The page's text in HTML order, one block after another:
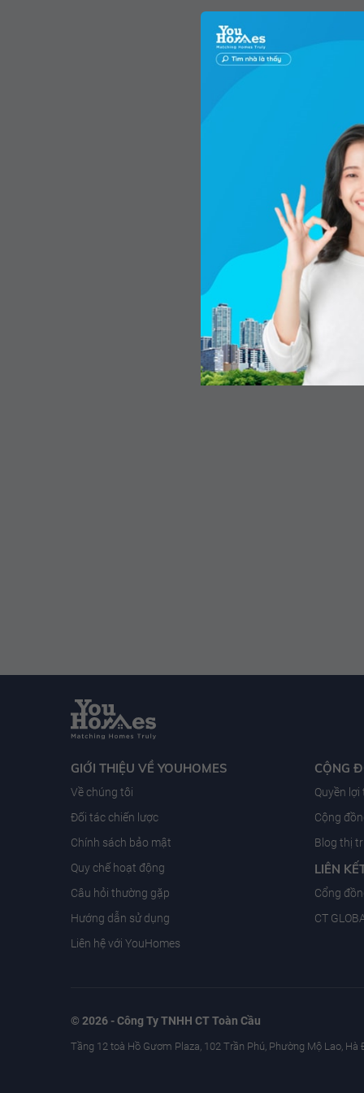
GIỚI THIỆU VỀ YOUHOMES
Về chúng tôi
Đối tác chiến lược
Chính sách bảo mật
Quy chế hoạt động
Câu hỏi thường gặp
Hướng dẫn sử dụng
Liên hệ với YouHomes
CỘNG
Quyền
Cộng
Blog thị
LIÊN
Cổng
CT
© 2026 - Công Ty TNHH CT Toàn Cầu
Tầng 12 toà Hồ Gươm Plaza, 102 Trần Phú, Phường Mộ Lao, Hà